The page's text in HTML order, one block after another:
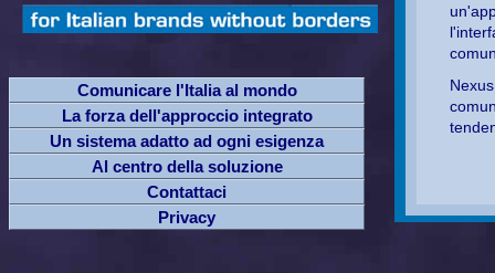
Comunicare l'Italia al mondo
La forza dell'approccio integrato
Un sistema adatto ad ogni esigenza
Al centro della soluzione
Contattaci
Privacy